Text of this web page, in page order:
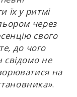
їх у ритмі
через
свого
до чого
свідомо не
на
.